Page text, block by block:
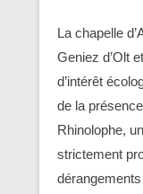
La chapelle
Geniez d’Olt
d’intérêt
de la
Rhinolophe,
strictement
dérangements